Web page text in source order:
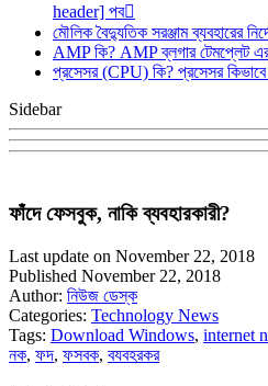
header] পব
মৌলিক বৈদ্যুতিক সরঞ্জাম ব্যবহারের
AMP কি? AMP ব্লগার টেমপ্লেট
প্রসেসর (CPU) কি? প্রসেসর
Sidebar
ফাঁদে ফেসবুক, নাকি ব্যবহারকারী?
Last update on November 22, 2018
Published November 22, 2018
Author: নিউজ ডেস্ক
Categories: Technology News
Tags: Download Windows, internet
নক, ফদ, ফসবক, বযবহরকর